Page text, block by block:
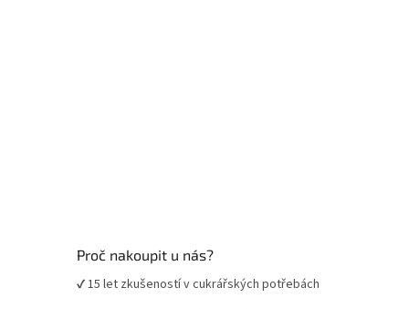
Proč nakoupit u nás?
✔ 15 let zkušeností v cukrářských potřebách